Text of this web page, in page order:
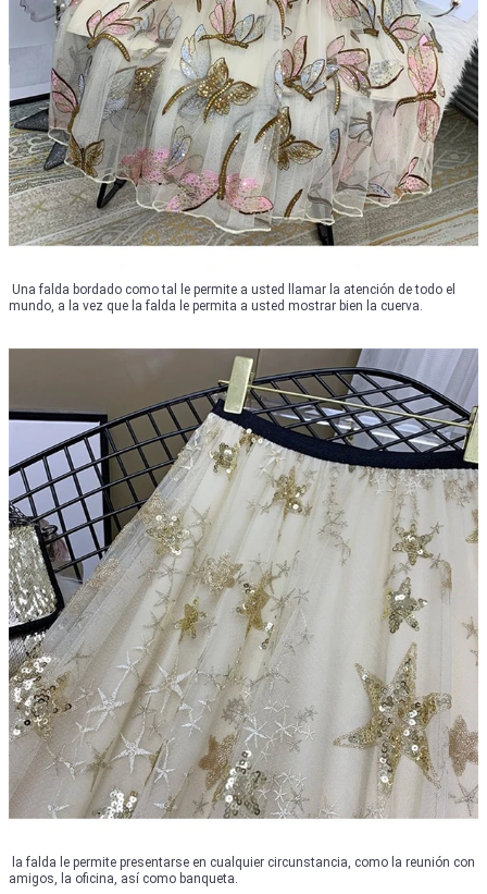
Una falda bordado como tal le permite a usted llamar la atención de todo el
mundo, a la vez que la falda le permita a usted mostrar bien la cuerva.
la falda le permite presentarse en cualquier circunstancia, como la reunión con
amigos, la oficina, así como banqueta.